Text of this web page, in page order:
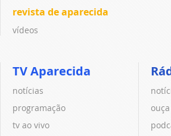
revista de aparecida
vídeos
TV Aparecida
notícias
programação
tv ao vivo